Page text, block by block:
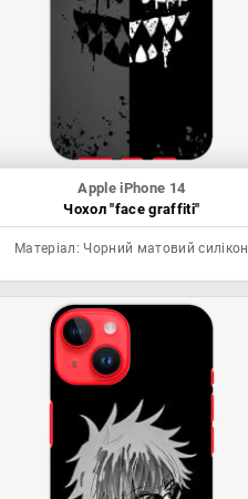
Apple iPhone 14
Чохол "face graffiti"
Матеріал: Чорний матовий силікон